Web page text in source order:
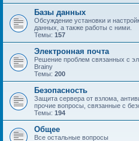
Базы данных
Обсуждение установки и
данных, а также работы с ними.
Темы: 157
Электронная почта
Решение проблем связанных с
Brainy
Темы: 200
Безопасность
Защита сервера от взлома,
прочие вопросы, связанные с
Темы: 194
Общее
Все остальные вопросы